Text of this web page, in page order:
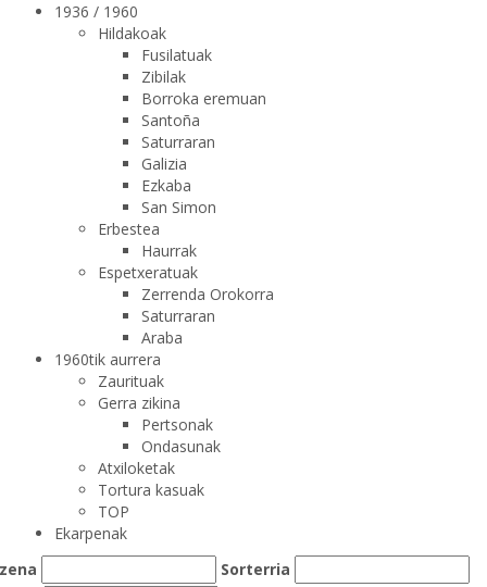
1936 / 1960
Hildakoak
Fusilatuak
Zibilak
Borroka eremuan
Santoña
Saturraran
Galizia
Ezkaba
San Simon
Erbestea
Haurrak
Espetxeratuak
Zerrenda Orokorra
Saturraran
Araba
1960tik aurrera
Zaurituak
Gerra zikina
Pertsonak
Ondasunak
Atxiloketak
Tortura kasuak
TOP
Ekarpenak
Sorterria